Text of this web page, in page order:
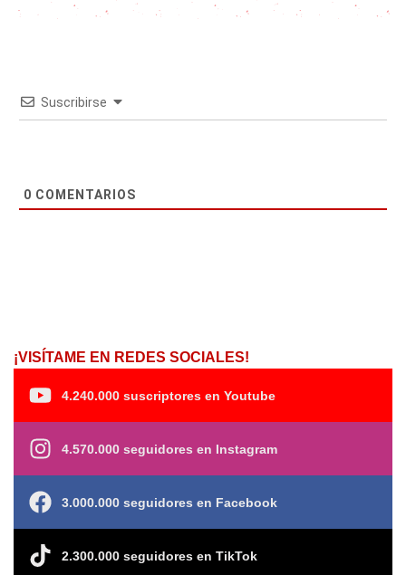
Suscribirse
0 COMENTARIOS
¡VISÍTAME EN REDES SOCIALES!
4.240.000 suscriptores en Youtube
4.570.000 seguidores en Instagram
3.000.000 seguidores en Facebook
2.300.000 seguidores en TikTok